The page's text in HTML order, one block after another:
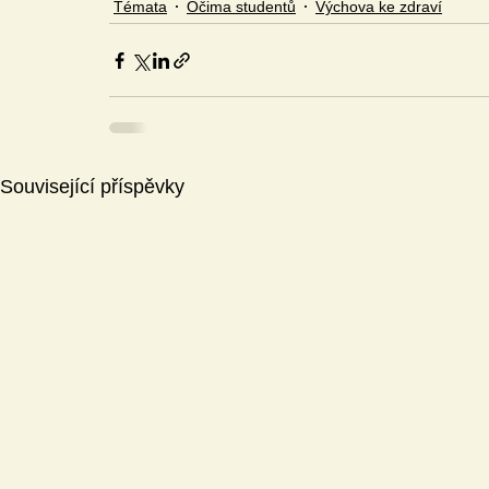
Témata Očima studentů Výchova ke zdraví
Související příspěvky